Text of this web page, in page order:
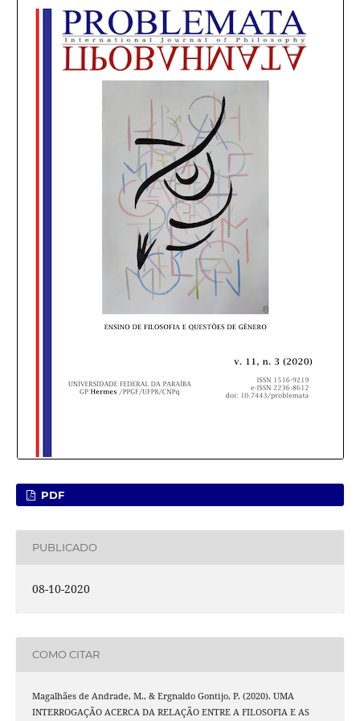
PDF
PUBLICADO
08-10-2020
COMO CITAR
Magalhães de Andrade, M., & Ergnaldo Gontijo, P. (2020). UMA
INTERROGAÇÃO ACERCA DA RELAÇÃO ENTRE A FILOSOFIA E AS